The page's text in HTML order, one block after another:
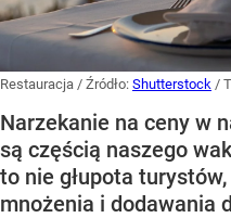
Restauracja / Źródło: Shutterstock /
Narzekanie na ceny w
są częścią naszego
to nie głupota
mnożenia i dodawania